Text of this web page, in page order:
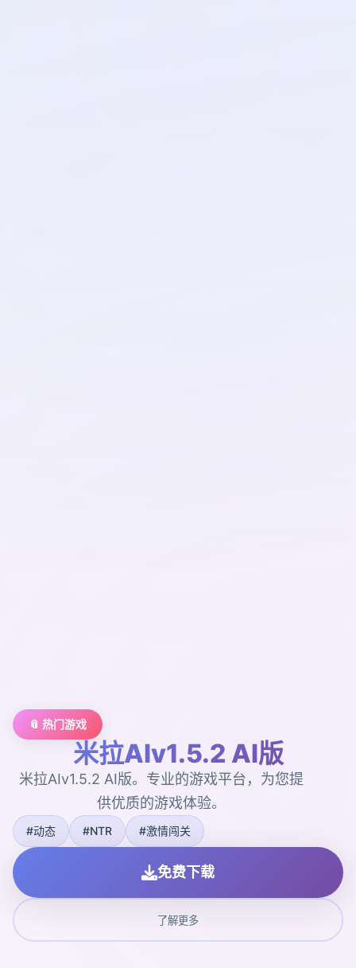
📎 热门游戏
米拉AIv1.5.2 AI版
米拉AIv1.5.2 AI版。专业的游戏平台，为您提
供优质的游戏体验。
#动态 #NTR #激情闯关
免费下载
了解更多